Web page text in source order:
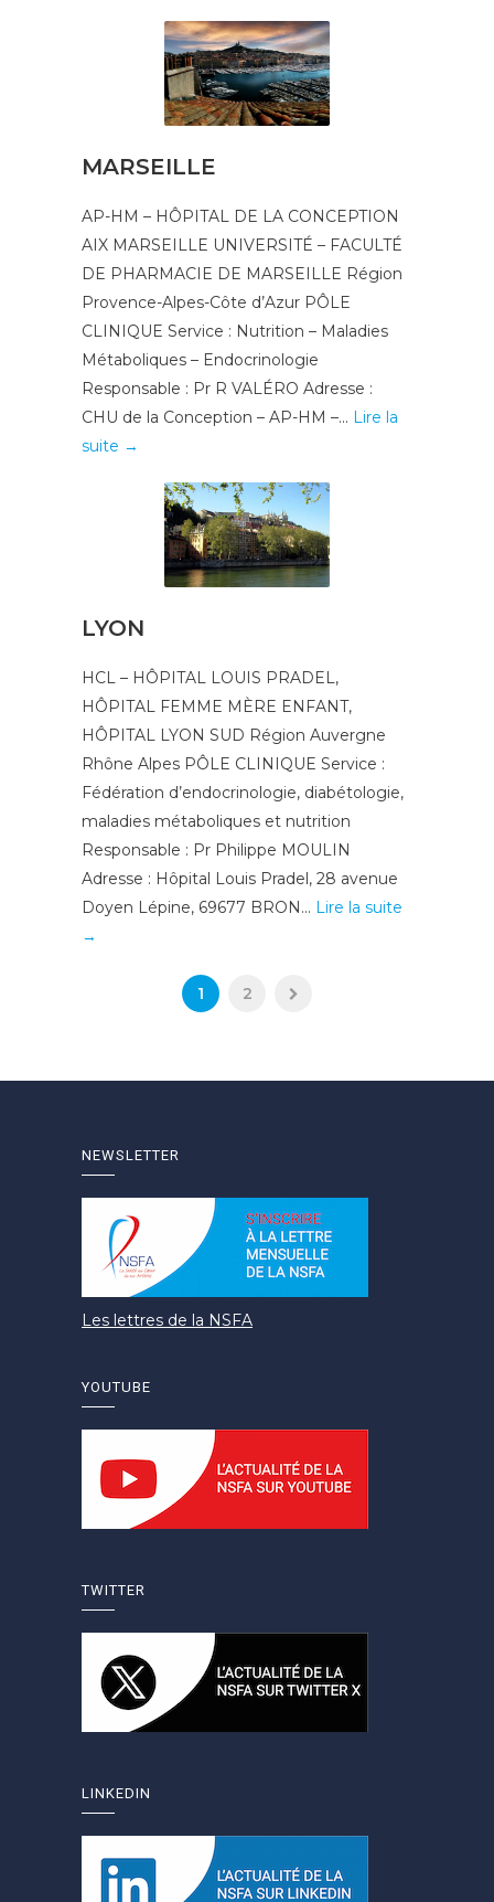
MARSEILLE
AP-HM – HÔPITAL DE LA CONCEPTION
AIX MARSEILLE UNIVERSITÉ – FACULTÉ
DE PHARMACIE DE MARSEILLE Région
Provence-Alpes-Côte d’Azur PÔLE
CLINIQUE Service : Nutrition – Maladies
Métaboliques – Endocrinologie
Responsable : Pr R VALÉRO Adresse :
CHU de la Conception – AP-HM –... Lire la
suite →
LYON
HCL – HÔPITAL LOUIS PRADEL,
HÔPITAL FEMME MÈRE ENFANT,
HÔPITAL LYON SUD Région Auvergne
Rhône Alpes PÔLE CLINIQUE Service :
Fédération d’endocrinologie, diabétologie,
maladies métaboliques et nutrition
Responsable : Pr Philippe MOULIN
Adresse : Hôpital Louis Pradel, 28 avenue
Doyen Lépine, 69677 BRON... Lire la suite
→
1 2
NEWSLETTER
Les lettres de la NSFA
YOUTUBE
TWITTER
LINKEDIN